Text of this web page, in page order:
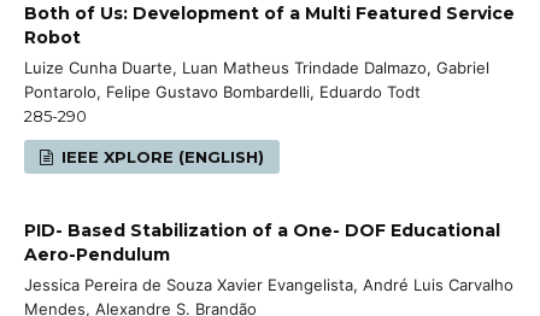
Both of Us: Development of a Multi Featured Service
Robot
Luize Cunha Duarte, Luan Matheus Trindade Dalmazo, Gabriel
Pontarolo, Felipe Gustavo Bombardelli, Eduardo Todt
285-290
IEEE XPLORE (ENGLISH)
PID- Based Stabilization of a One- DOF Educational
Aero-Pendulum
Jessica Pereira de Souza Xavier Evangelista, André Luis Carvalho
Mendes, Alexandre S. Brandão